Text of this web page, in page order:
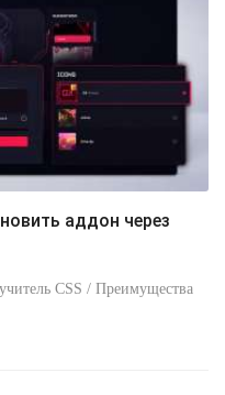
аддон через
CSS / Преимущества